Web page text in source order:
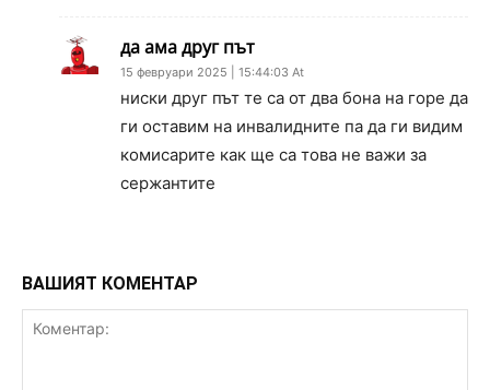
да ама друг път
15 февруари 2025 | 15:44:03 At
ниски друг път те са от два бона на горе да
ги оставим на инвалидните па да ги видим
комисарите как ще са това не важи за
сержантите
ВАШИЯТ КОМЕНТАР